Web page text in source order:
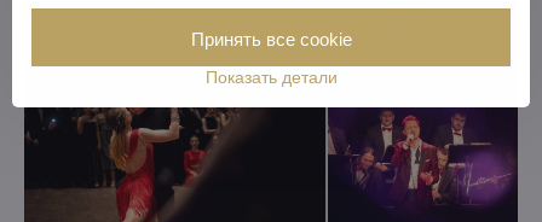
Показать детали
Принять все cookie